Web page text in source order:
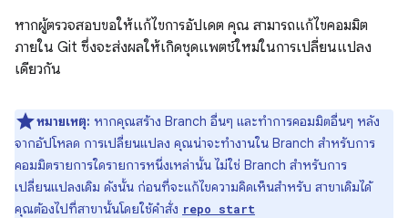
หากผู้ตรวจสอบขอให้แก้ไขการอัปเดต คุณ สามารถแก้ไขคอมมิต
ภายใน Git ซึ่งจะส่งผลให้เกิดชุดแพตช์ใหม่ในการเปลี่ยนแปลง
เดียวกัน
หมายเหตุ: หากคุณสร้าง Branch อื่นๆ และทำการคอมมิตอื่นๆ หลัง
จากอัปโหลด การเปลี่ยนแปลง คุณน่าจะทำงานใน Branch สำหรับการ
คอมมิตรายการใดรายการหนึ่งเหล่านั้น ไม่ใช่ Branch สำหรับการ
เปลี่ยนแปลงเดิม ดังนั้น ก่อนที่จะแก้ไขความคิดเห็นสำหรับ สาขาเดิมได้
คุณต้องไปที่สาขานั้นโดยใช้คำสั่ง repo start